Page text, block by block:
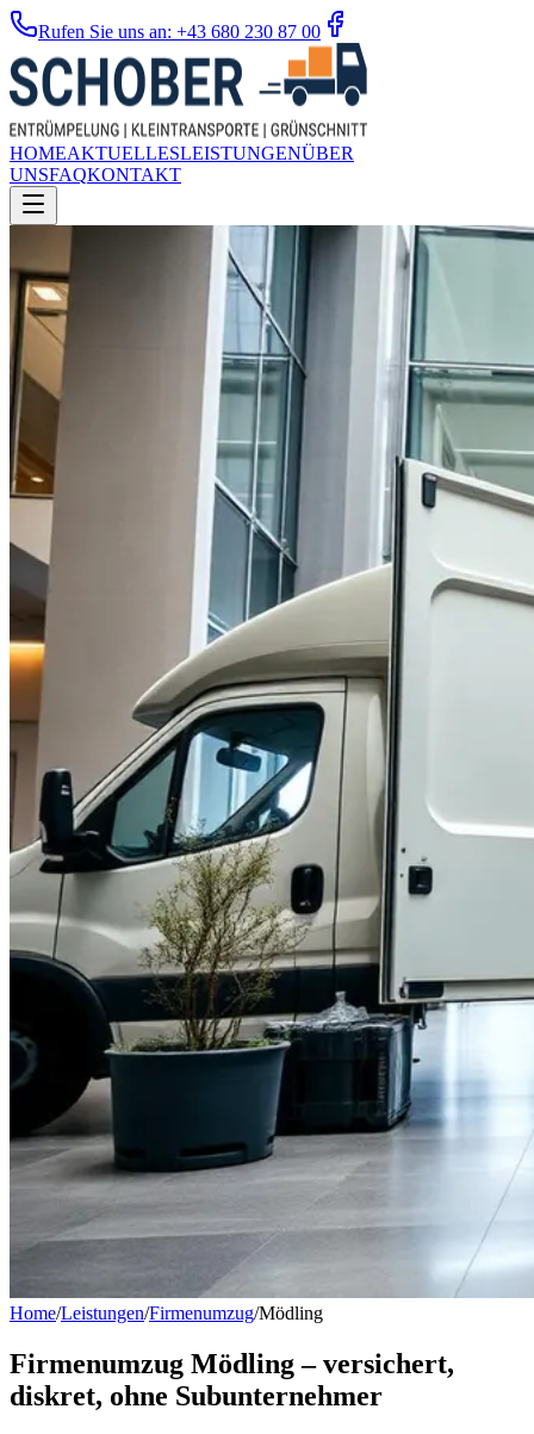
Rufen Sie uns an: +43 680 230 87 00
HOMEAKTUELLESLEISTUNGENÜBER
UNSFAQKONTAKT
Home/Leistungen/Firmenumzug/Mödling
Firmenumzug Mödling – versichert,
diskret, ohne Subunternehmer